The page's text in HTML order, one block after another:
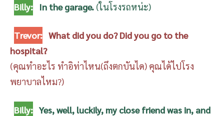
Billy: In the garage. (ในโรงรถหน่ะ)
Trevor: What did you do? Did you go to the
hospital?
(คุณทำอะไร ทำอิท่าไหน(ถึงตกบันได) คุณได้ไปโรง
พยาบาลไหม?)
Billy: Yes, well, luckily, my close friend was in, and